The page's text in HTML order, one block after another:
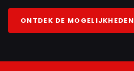
ONTDEK DE MOGELIJKHEDEN